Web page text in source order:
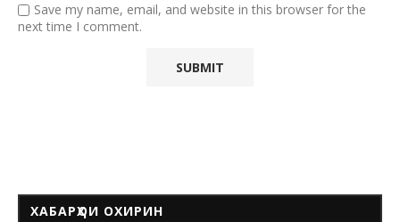
Save my name, email, and website in this browser for the
next time I comment.
ХАБАРҲОИ ОХИРИН